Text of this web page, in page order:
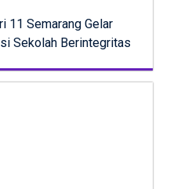
11 Semarang Gelar
Sekolah Berintegritas